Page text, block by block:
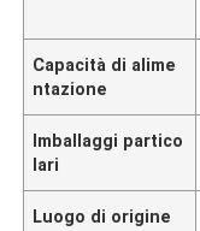
Capacità di alime
ntazione
Imballaggi partico
lari
Luogo di origine